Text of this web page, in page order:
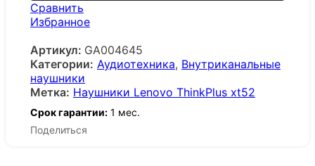
Сравнить
Избранное
Артикул: GA004645
Категории: Аудиотехника, Внутриканальные
наушники
Метка: Наушники Lenovo ThinkPlus xt52
Срок гарантии: 1 мес.
Поделиться